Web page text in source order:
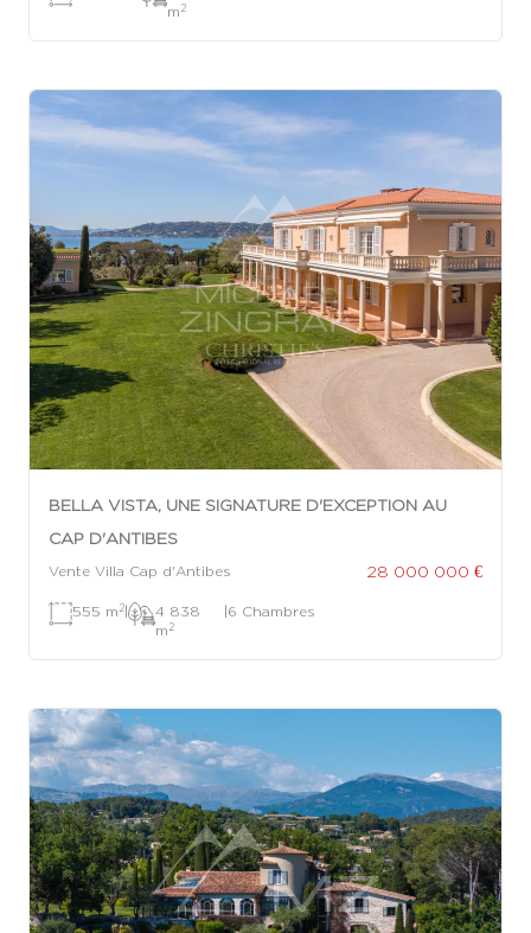
m 2
BELLA VISTA, UNE SIGNATURE D'EXCEPTION AU
CAP D'ANTIBES
Vente Villa Cap d'Antibes 28 000 000 €
555 m 2|
4 838
m 2
|6 Chambres